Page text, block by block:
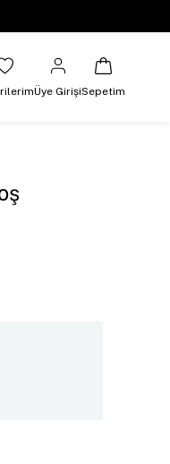
Üye GirişiSepetim